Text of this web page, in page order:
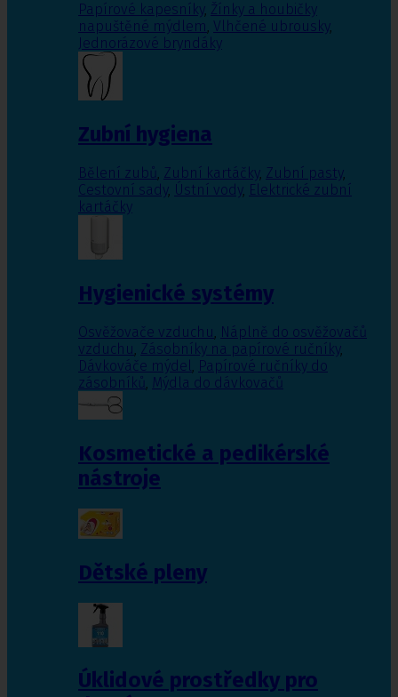
Papírové kapesníky, Žínky a houbičky
napuštěné mýdlem, Vlhčené ubrousky,
Jednorázové bryndáky
Zubní hygiena
Bělení zubů, Zubní kartáčky, Zubní pasty,
Cestovní sady, Ústní vody, Elektrické zubní
kartáčky
Hygienické systémy
Osvěžovače vzduchu, Náplně do osvěžovačů
vzduchu, Zásobníky na papírové ručníky,
Dávkováče mýdel, Papírové ručníky do
zásobníků, Mýdla do dávkovačů
Kosmetické a pedikérské
nástroje
Dětské pleny
Úklidové prostředky pro